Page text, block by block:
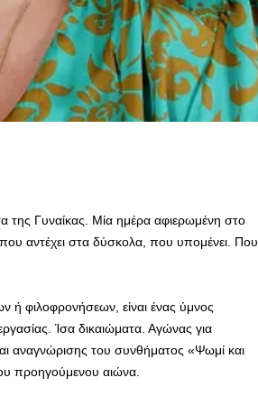
της Γυναίκας. Μία ημέρα αφιερωμένη στο
αντέχει στα δύσκολα, που υπομένει. Που
ή φιλοφρονήσεων, είναι ένας ύμνος
Ίσα δικαιώματα. Αγώνας για
αναγνώρισης του συνθήματος «Ψωμί και
προηγούμενου αιώνα.